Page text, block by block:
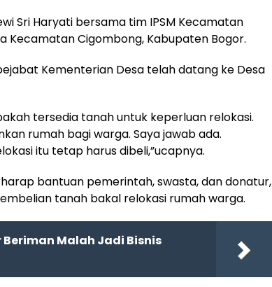
Sri Haryati bersama tim IPSM Kecamatan
Kecamatan Cigombong, Kabupaten Bogor.
Kementerian Desa telah datang ke Desa
tersedia tanah untuk keperluan relokasi.
rumah bagi warga. Saya jawab ada.
itu tetap harus dibeli,”ucapnya.
bantuan pemerintah, swasta, dan donatur,
tanah bakal relokasi rumah warga.
Beriman Malah Jadi Bisnis